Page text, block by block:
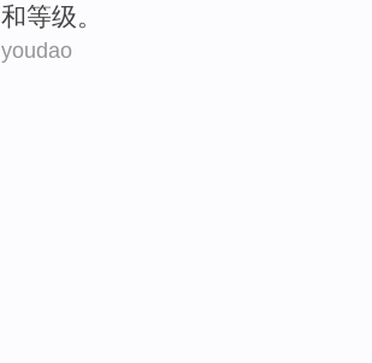
和等级。
youdao